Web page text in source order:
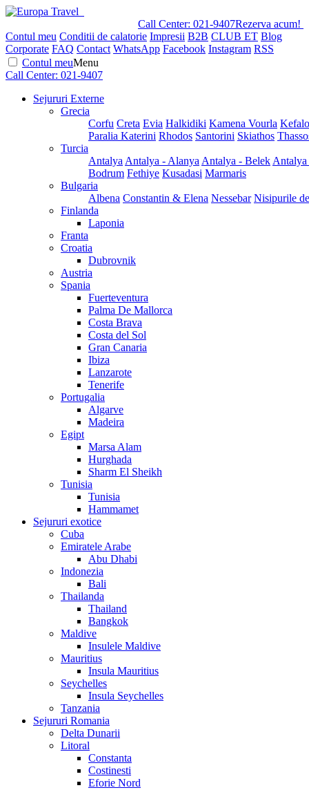
Call Center: 021-9407Rezerva acum!
Contul meu Conditii de calatorie Impresii B2B CLUB ET Blog
Corporate FAQ Contact WhatsApp Facebook Instagram RSS
Contul meuMenu
Call Center: 021-9407
Sejururi Externe
Grecia
Corfu Creta Evia Halkidiki Kamena Vourla
Paralia Katerini Rhodos Santorini Skiathos
Turcia
Antalya Antalya - Alanya Antalya - Belek
Bodrum Fethiye Kusadasi Marmaris
Bulgaria
Albena Constantin & Elena Nessebar Nisipurile
Finlanda
Laponia
Franta
Croatia
Dubrovnik
Austria
Spania
Fuerteventura
Palma De Mallorca
Costa Brava
Costa del Sol
Gran Canaria
Ibiza
Lanzarote
Tenerife
Portugalia
Algarve
Madeira
Egipt
Marsa Alam
Hurghada
Sharm El Sheikh
Tunisia
Tunisia
Hammamet
Sejururi exotice
Cuba
Emiratele Arabe
Abu Dhabi
Indonezia
Bali
Thailanda
Thailand
Bangkok
Maldive
Insulele Maldive
Mauritius
Insula Mauritius
Seychelles
Insula Seychelles
Tanzania
Sejururi Romania
Delta Dunarii
Litoral
Constanta
Costinesti
Eforie Nord